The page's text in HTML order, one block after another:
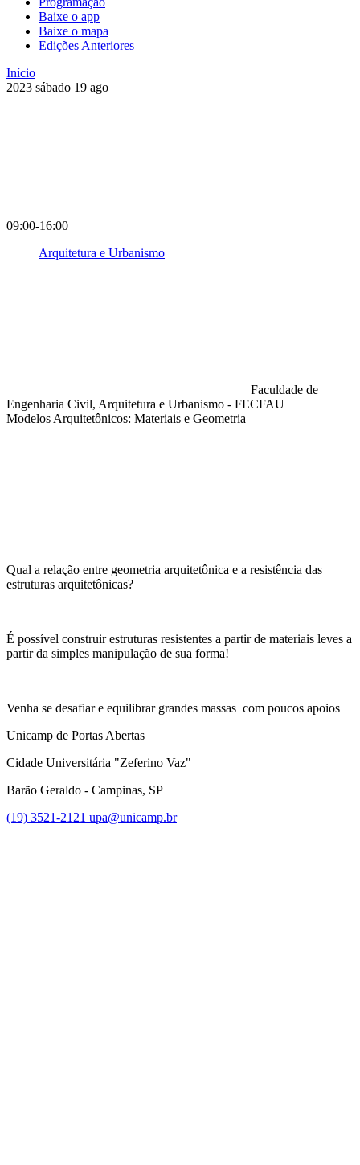
Baixe o app
Baixe o mapa
Edições Anteriores
Início
2023 sábado 19 ago
09:00-16:00
Arquitetura e Urbanismo
Faculdade de
Engenharia Civil, Arquitetura e Urbanismo - FECFAU
Modelos Arquitetônicos: Materiais e Geometria
Qual a relação entre geometria arquitetônica e a resistência das
estruturas arquitetônicas?
É possível construir estruturas resistentes a partir de materiais leves a
partir da simples manipulação de sua forma!
Venha se desafiar e equilibrar grandes massas com poucos apoios
Unicamp de Portas Abertas
Cidade Universitária "Zeferino Vaz"
Barão Geraldo - Campinas, SP
(19) 3521-2121 upa@unicamp.br